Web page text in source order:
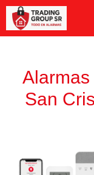
Saltar
contenido
San